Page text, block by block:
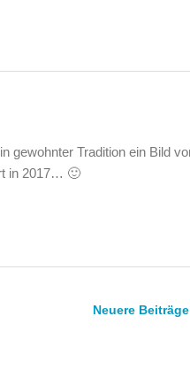
gewohnter Tradition ein Bild
in 2017… 🙂
Neuere Beiträge